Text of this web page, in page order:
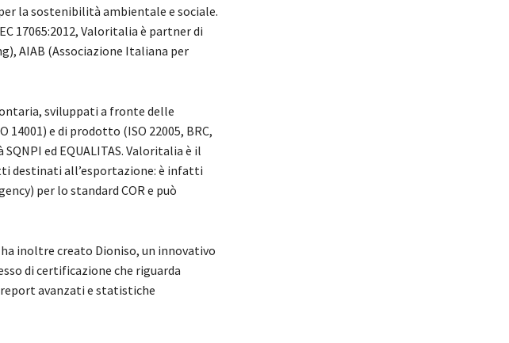
la sostenibilità ambientale e sociale.
17065:2012, Valoritalia è partner di
AIAB (Associazione Italiana per
sviluppati a fronte delle
14001) e di prodotto (ISO 22005, BRC,
ed EQUALITAS. Valoritalia è il
destinati all’esportazione: è infatti
per lo standard COR e può
inoltre creato Dioniso, un innovativo
di certificazione che riguarda
avanzati e statistiche